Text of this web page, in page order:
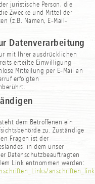
juristische Person, die
Zwecke und Mittel der
(z.B. Namen, E-Mail-
Datenverarbeitung
mit Ihrer ausdrücklichen
erteilte Einwilligung
Mitteilung per E-Mail an
erfolgten
dem Betroffenen ein
zu. Zuständige
Fragen ist der
in dem unser
Datenschutzbeauftragten
Link entnommen werden: